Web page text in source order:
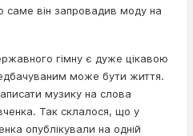
саме він запровадив моду на
гімну є дуже цікавою
може бути життя.
музику на слова
Так склалося, що у
опублікували на одній